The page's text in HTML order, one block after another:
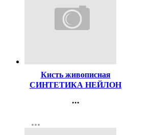
Кисть живописная
СИНТЕТИКА НЕЙЛОН
...
Регистрация
more_horiz